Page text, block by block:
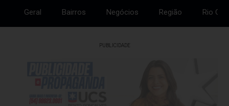
Geral Bairros Negócios Região Rio
PUBLICIDADE